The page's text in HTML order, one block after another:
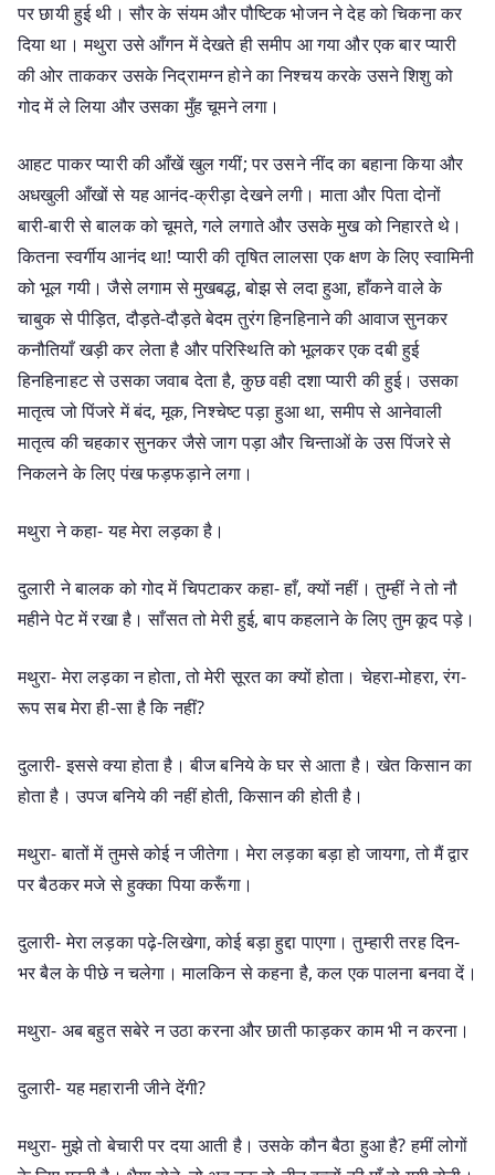
पर छायी हुई थी। सौर के संयम और पौष्टिक भोजन ने देह को चिकना कर
दिया था। मथुरा उसे आँगन में देखते ही समीप आ गया और एक बार प्यारी
की ओर ताककर उसके निद्रामग्न होने का निश्चय करके उसने शिशु को
गोद में ले लिया और उसका मुँह चूमने लगा।
आहट पाकर प्यारी की आँखें खुल गयीं; पर उसने नींद का बहाना किया और
अधखुली आँखों से यह आनंद-क्रीड़ा देखने लगी। माता और पिता दोनों
बारी-बारी से बालक को चूमते, गले लगाते और उसके मुख को निहारते थे।
कितना स्वर्गीय आनंद था! प्यारी की तृषित लालसा एक क्षण के लिए स्वामिनी
को भूल गयी। जैसे लगाम से मुखबद्ध, बोझ से लदा हुआ, हाँकने वाले के
चाबुक से पीड़ित, दौड़ते-दौड़ते बेदम तुरंग हिनहिनाने की आवाज सुनकर
कनौतियाँ खड़ी कर लेता है और परिस्थिति को भूलकर एक दबी हुई
हिनहिनाहट से उसका जवाब देता है, कुछ वही दशा प्यारी की हुई। उसका
मातृत्व जो पिंजरे में बंद, मूक, निश्चेष्ट पड़ा हुआ था, समीप से आनेवाली
मातृत्व की चहकार सुनकर जैसे जाग पड़ा और चिन्ताओं के उस पिंजरे से
निकलने के लिए पंख फड़फड़ाने लगा।
मथुरा ने कहा- यह मेरा लड़का है।
दुलारी ने बालक को गोद में चिपटाकर कहा- हाँ, क्यों नहीं। तुम्हीं ने तो नौ
महीने पेट में रखा है। साँसत तो मेरी हुई, बाप कहलाने के लिए तुम कूद पड़े।
मथुरा- मेरा लड़का न होता, तो मेरी सूरत का क्यों होता। चेहरा-मोहरा, रंग-
रूप सब मेरा ही-सा है कि नहीं?
दुलारी- इससे क्या होता है। बीज बनिये के घर से आता है। खेत किसान का
होता है। उपज बनिये की नहीं होती, किसान की होती है।
मथुरा- बातों में तुमसे कोई न जीतेगा। मेरा लड़का बड़ा हो जायगा, तो मैं द्वार
पर बैठकर मजे से हुक्का पिया करूँगा।
दुलारी- मेरा लड़का पढ़े-लिखेगा, कोई बड़ा हुद्दा पाएगा। तुम्हारी तरह दिन-
भर बैल के पीछे न चलेगा। मालकिन से कहना है, कल एक पालना बनवा दें।
मथुरा- अब बहुत सबेरे न उठा करना और छाती फाड़कर काम भी न करना।
दुलारी- यह महारानी जीने देंगी?
मथुरा- मुझे तो बेचारी पर दया आती है। उसके कौन बैठा हुआ है? हमीं लोगों